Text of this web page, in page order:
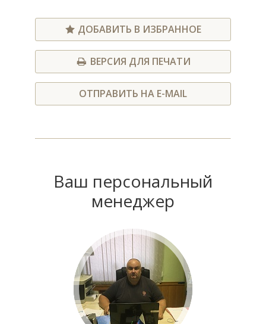
ДОБАВИТЬ В ИЗБРАННОЕ
ВЕРСИЯ ДЛЯ ПЕЧАТИ
ОТПРАВИТЬ НА E-MAIL
Ваш персональный
менеджер